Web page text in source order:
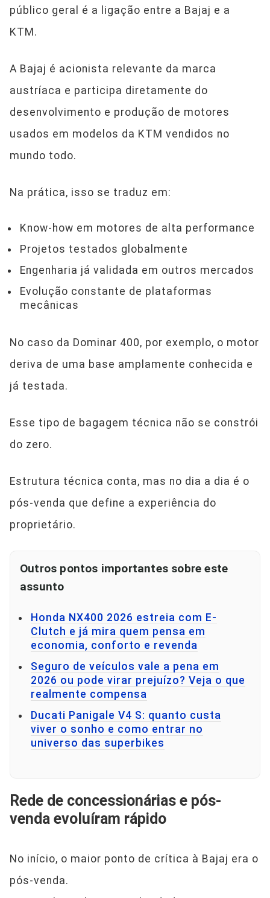
público geral é a ligação entre a Bajaj e a
KTM.
A Bajaj é acionista relevante da marca
austríaca e participa diretamente do
desenvolvimento e produção de motores
usados em modelos da KTM vendidos no
mundo todo.
Na prática, isso se traduz em:
Know-how em motores de alta performance
Projetos testados globalmente
Engenharia já validada em outros mercados
Evolução constante de plataformas
mecânicas
No caso da Dominar 400, por exemplo, o motor
deriva de uma base amplamente conhecida e
já testada.
Esse tipo de bagagem técnica não se constrói
do zero.
Estrutura técnica conta, mas no dia a dia é o
pós-venda que define a experiência do
proprietário.
Outros pontos importantes sobre este
assunto
Honda NX400 2026 estreia com E-
Clutch e já mira quem pensa em
economia, conforto e revenda
Seguro de veículos vale a pena em
2026 ou pode virar prejuízo? Veja o que
realmente compensa
Ducati Panigale V4 S: quanto custa
viver o sonho e como entrar no
universo das superbikes
Rede de concessionárias e pós-
venda evoluíram rápido
No início, o maior ponto de crítica à Bajaj era o
pós-venda.